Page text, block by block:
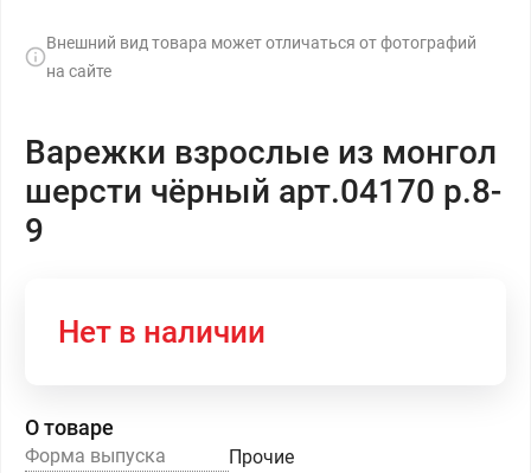
Внешний вид товара может отличаться от фотографий
на сайте
Варежки взрослые из монгол
шерсти чёрный арт.04170 р.8-
9
Нет в наличии
О товаре
Форма выпуска
Прочие